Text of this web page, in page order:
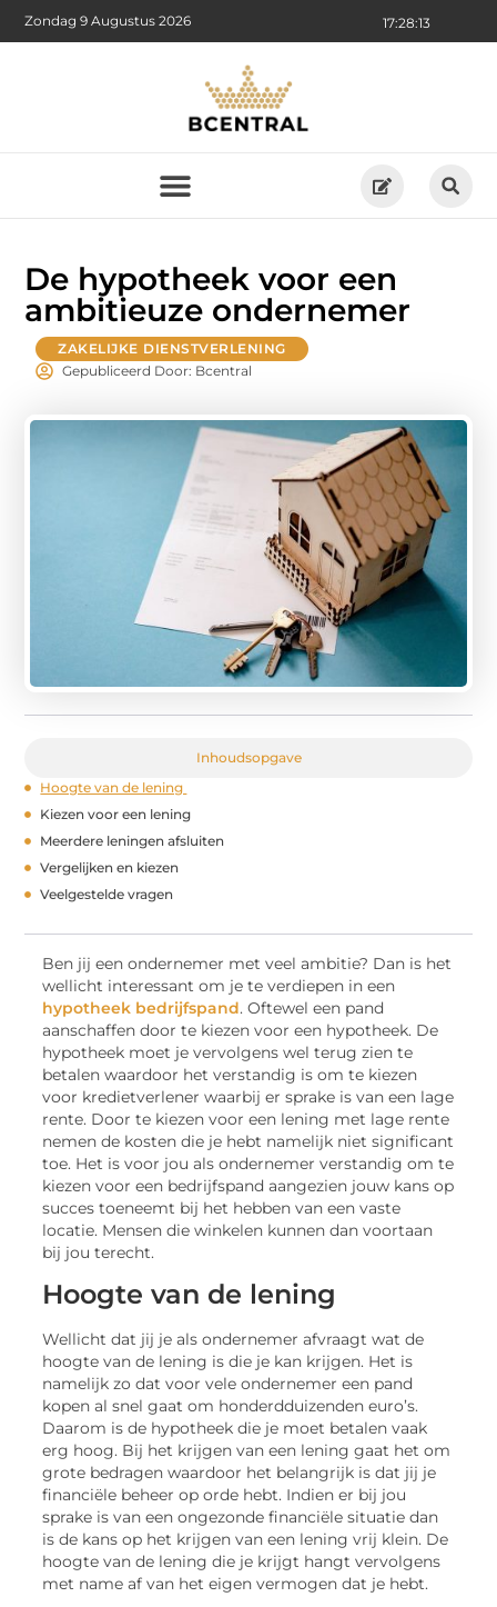
17:28:15
Zondag 9 Augustus 2026
De hypotheek voor een
ambitieuze ondernemer
ZAKELIJKE DIENSTVERLENING
Gepubliceerd Door: Bcentral
Inhoudsopgave
Hoogte van de lening
Kiezen voor een lening
Meerdere leningen afsluiten
Vergelijken en kiezen
Veelgestelde vragen
Ben jij een ondernemer met veel ambitie? Dan is het
wellicht interessant om je te verdiepen in een
hypotheek bedrijfspand. Oftewel een pand
aanschaffen door te kiezen voor een hypotheek. De
hypotheek moet je vervolgens wel terug zien te
betalen waardoor het verstandig is om te kiezen
voor kredietverlener waarbij er sprake is van een lage
rente. Door te kiezen voor een lening met lage rente
nemen de kosten die je hebt namelijk niet significant
toe. Het is voor jou als ondernemer verstandig om te
kiezen voor een bedrijfspand aangezien jouw kans op
succes toeneemt bij het hebben van een vaste
locatie. Mensen die winkelen kunnen dan voortaan
bij jou terecht.
Hoogte van de lening
Wellicht dat jij je als ondernemer afvraagt wat de
hoogte van de lening is die je kan krijgen. Het is
namelijk zo dat voor vele ondernemer een pand
kopen al snel gaat om honderdduizenden euro’s.
Daarom is de hypotheek die je moet betalen vaak
erg hoog. Bij het krijgen van een lening gaat het om
grote bedragen waardoor het belangrijk is dat jij je
financiële beheer op orde hebt. Indien er bij jou
sprake is van een ongezonde financiële situatie dan
is de kans op het krijgen van een lening vrij klein. De
hoogte van de lening die je krijgt hangt vervolgens
met name af van het eigen vermogen dat je hebt.